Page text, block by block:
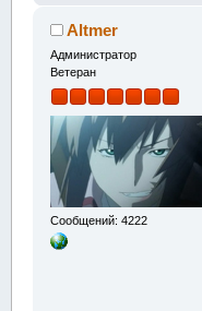
Altmer
Администратор
Ветеран
Сообщений: 4222